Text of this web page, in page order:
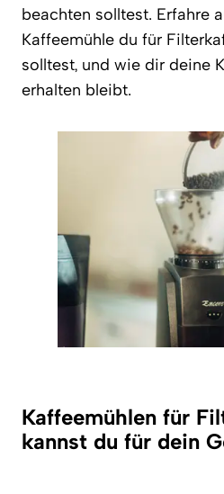
beachten solltest. Erfahre
Kaffeemühle du für
solltest, und wie dir deine
erhalten bleibt.
Kaffeemühlen für
kannst du für dein